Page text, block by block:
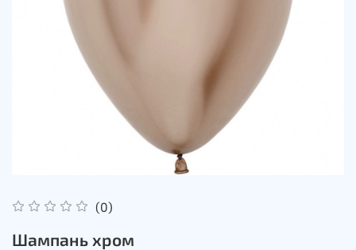
(0)
Шампань хром